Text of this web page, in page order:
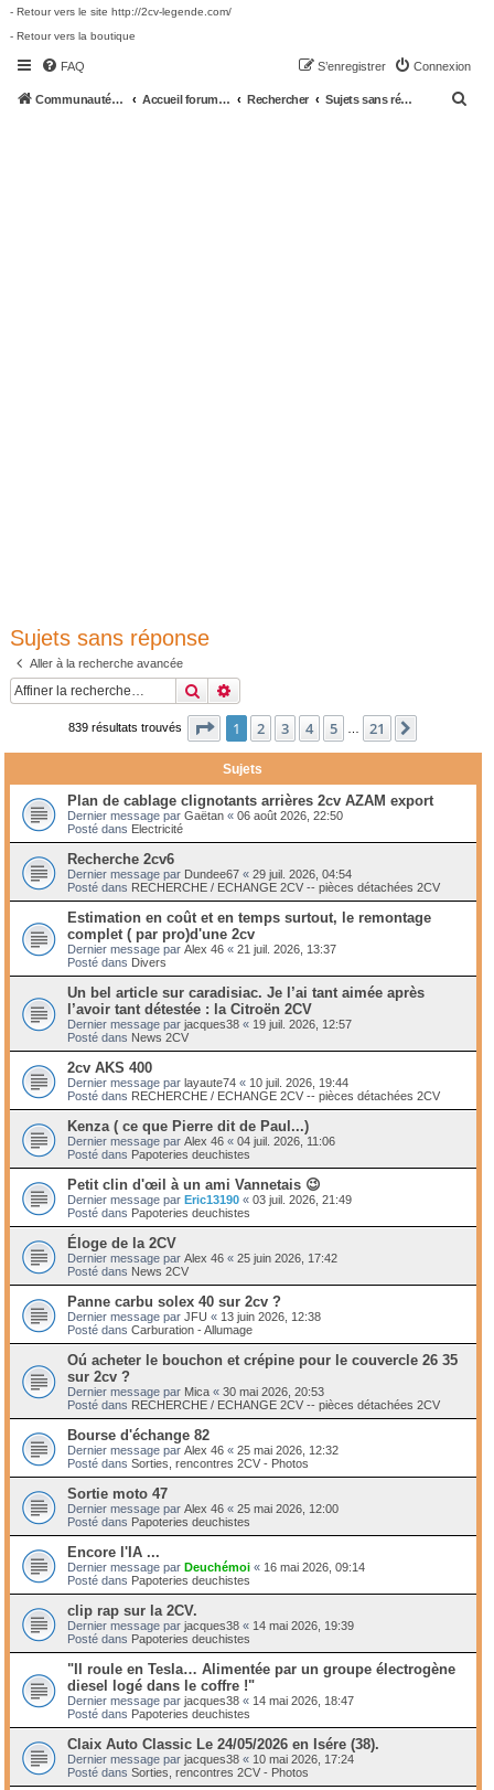
- Retour vers le site http://2cv-legende.com/
- Retour vers la boutique
FAQ Connexion
S’enregistrer
Communauté 2cv-legende.com Accueil forum 2cv-legende.com Rechercher Sujets sans réponse
Sujets sans réponse
Aller à la recherche avancée
Rechercher
839 résultats trouvés Page 1sur21
1 2 3 4 5 21
Sujets
Plan de cablage clignotants arrières 2cv AZAM export
Dernier message par Gaëtan « 06 août 2026, 22:50
Posté dans Electricité
Recherche 2cv6
Dernier message par Dundee67 « 29 juil. 2026, 04:54
Posté dans RECHERCHE / ECHANGE 2CV -- pièces détachées 2CV
Estimation en coût et en temps surtout, le remontage
complet ( par pro)d'une 2cv
Dernier message par Alex 46 « 21 juil. 2026, 13:37
Posté dans Divers
Un bel article sur caradisiac. Je l’ai tant aimée après
l’avoir tant détestée : la Citroën 2CV
Dernier message par jacques38 « 19 juil. 2026, 12:57
Posté dans News 2CV
2cv AKS 400
Dernier message par layaute74 « 10 juil. 2026, 19:44
Posté dans RECHERCHE / ECHANGE 2CV -- pièces détachées 2CV
Kenza ( ce que Pierre dit de Paul...)
Dernier message par Alex 46 « 04 juil. 2026, 11:06
Posté dans Papoteries deuchistes
Petit clin d'œil à un ami Vannetais 😉
Dernier message par Eric13190 « 03 juil. 2026, 21:49
Posté dans Papoteries deuchistes
Éloge de la 2CV
Dernier message par Alex 46 « 25 juin 2026, 17:42
Posté dans News 2CV
Panne carbu solex 40 sur 2cv ?
Dernier message par JFU « 13 juin 2026, 12:38
Posté dans Carburation - Allumage
Oú acheter le bouchon et crépine pour le couvercle 26 35
sur 2cv ?
Dernier message par Mica « 30 mai 2026, 20:53
Posté dans RECHERCHE / ECHANGE 2CV -- pièces détachées 2CV
Bourse d'échange 82
Dernier message par Alex 46 « 25 mai 2026, 12:32
Posté dans Sorties, rencontres 2CV - Photos
Sortie moto 47
Dernier message par Alex 46 « 25 mai 2026, 12:00
Posté dans Papoteries deuchistes
Encore l'IA ...
Dernier message par Deuchémoi « 16 mai 2026, 09:14
Posté dans Papoteries deuchistes
clip rap sur la 2CV.
Dernier message par jacques38 « 14 mai 2026, 19:39
Posté dans Papoteries deuchistes
"Il roule en Tesla… Alimentée par un groupe électrogène
diesel logé dans le coffre !"
Dernier message par jacques38 « 14 mai 2026, 18:47
Posté dans Papoteries deuchistes
Claix Auto Classic Le 24/05/2026 en Isére (38).
Dernier message par jacques38 « 10 mai 2026, 17:24
Posté dans Sorties, rencontres 2CV - Photos